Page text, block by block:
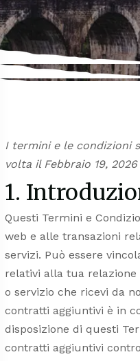
I termini e le condizioni
volta il Febbraio 19, 2026
1.
Questi Termini e
web e alle transazioni
servizi. Può essere
relativi alla tua
o servizio che ricevi da
contratti aggiuntivi è in
disposizione di questi
contratti aggiuntivi